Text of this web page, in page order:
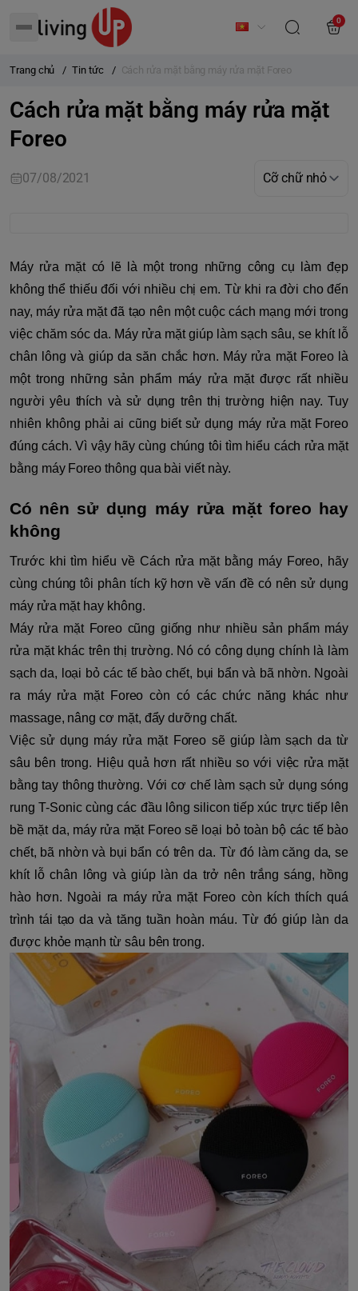
0
Trang chủ / Tin tức / Cách rửa mặt bằng máy rửa mặt Foreo
Cách rửa mặt bằng máy rửa mặt
Foreo
07/08/2021
Máy rửa mặt có lẽ là một trong những công cụ làm đẹp
không thể thiếu đối với nhiều chị em. Từ khi ra đời cho đến
nay, máy rửa mặt đã tạo nên một cuộc cách mạng mới trong
việc chăm sóc da. Máy rửa mặt giúp làm sạch sâu, se khít lỗ
chân lông và giúp da săn chắc hơn. Máy rửa mặt Foreo là
một trong những sản phẩm máy rửa mặt được rất nhiều
người yêu thích và sử dụng trên thị trường hiện nay. Tuy
nhiên không phải ai cũng biết sử dụng máy rửa mặt Foreo
đúng cách. Vì vậy hãy cùng chúng tôi tìm hiểu cách rửa mặt
bằng máy Foreo thông qua bài viết này.
Có nên sử dụng máy rửa mặt foreo hay
không
Trước khi tìm hiểu về Cách rửa mặt bằng máy Foreo, hãy
cùng chúng tôi phân tích kỹ hơn về vấn đề có nên sử dụng
máy rửa mặt hay không.
Máy rửa mặt Foreo cũng giống như nhiều sản phẩm máy
rửa mặt khác trên thị trường. Nó có công dụng chính là làm
sạch da, loại bỏ các tế bào chết, bụi bẩn và bã nhờn. Ngoài
ra máy rửa mặt Foreo còn có các chức năng khác như
massage, nâng cơ mặt, đẩy dưỡng chất.
Việc sử dụng máy rửa mặt Foreo sẽ giúp làm sạch da từ
sâu bên trong. Hiệu quả hơn rất nhiều so với việc rửa mặt
bằng tay thông thường. Với cơ chế làm sạch sử dụng sóng
rung T-Sonic cùng các đầu lông silicon tiếp xúc trực tiếp lên
bề mặt da, máy rửa mặt Foreo sẽ loại bỏ toàn bộ các tế bào
chết, bã nhờn và bụi bẩn có trên da. Từ đó làm căng da, se
khít lỗ chân lông và giúp làn da trở nên trắng sáng, hồng
hào hơn. Ngoài ra máy rửa mặt Foreo còn kích thích quá
trình tái tạo da và tăng tuần hoàn máu. Từ đó giúp làn da
được khỏe mạnh từ sâu bên trong.